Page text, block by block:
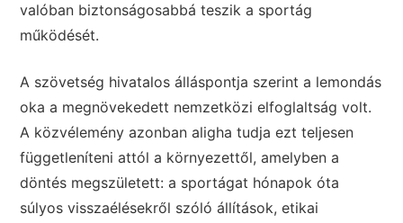
valóban biztonságosabbá teszik a sportág
működését.
A szövetség hivatalos álláspontja szerint a lemondás
oka a megnövekedett nemzetközi elfoglaltság volt.
A közvélemény azonban aligha tudja ezt teljesen
függetleníteni attól a környezettől, amelyben a
döntés megszületett: a sportágat hónapok óta
súlyos visszaélésekről szóló állítások, etikai